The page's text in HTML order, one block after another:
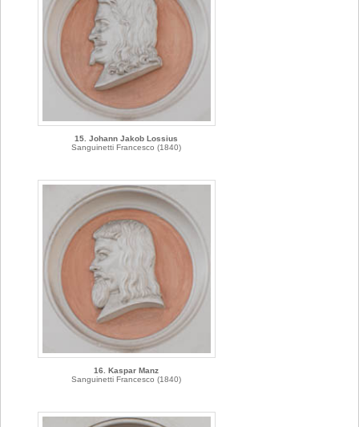
15. Johann Jakob Lossius
Sanguinetti Francesco (1840)
16. Kaspar Manz
Sanguinetti Francesco (1840)